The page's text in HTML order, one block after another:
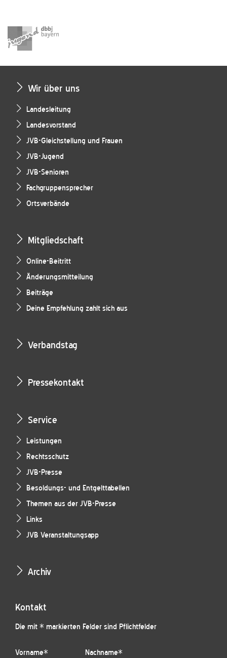
Wir über uns
Landesleitung
Landesvorstand
JVB-Gleichstellung und Frauen
JVB-Jugend
JVB-Senioren
Fachgruppensprecher
Ortsverbände
Mitgliedschaft
Online-Beitritt
Änderungsmitteilung
Beiträge
Deine Empfehlung zahlt sich aus
Verbandstag
Pressekontakt
Service
Leistungen
Rechtsschutz
JVB-Presse
Besoldungs- und Entgelttabellen
Themen aus der JVB-Presse
Links
JVB Veranstaltungsapp
Archiv
Kontakt
Die mit * markierten Felder sind Pflichtfelder
Vorname* Nachname*